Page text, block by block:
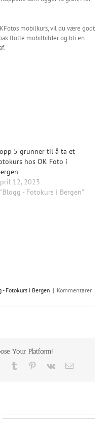
mobilkurs, vil du være godt
flotte mobilbilder og bli en
5 grunner til å ta et
hos OK Foto i
12, 2023
- Fotokurs i Bergen"
- Fotokurs i Bergen | Kommentarer
Your Platform!
Tumblr Pinterest
Vk
E-